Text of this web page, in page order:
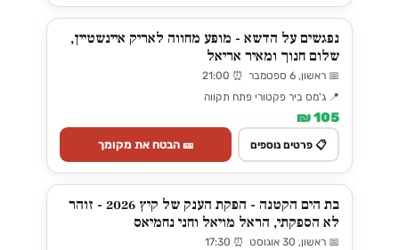
נפגשים על הדשא - מופע מחווה לאריק איינשטיין,
שלום חנוך ומאיר אריאל
📅 ראשון, 6 ספטמבר ⏰ 21:00
📍 ג'מס ביר פקטורי פתח תקווה
105 ₪
📋 פרטים נוספים 🎫 הבטח את מקומך
בת הים הקטנה - הפקת הענק של קיץ 2026 - זוהר
לא הספקתי, הראל מויאל וחני נחמיאס
📅 ראשון, 30 אוגוסט ⏰ 17:30